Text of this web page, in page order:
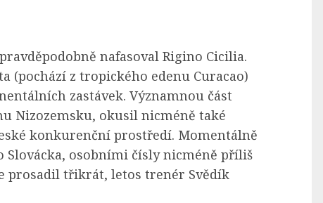
nafasoval Rigino Cicilia.
(pochází z tropického edenu Curacao)
zastávek. Významnou část
Nizozemsku, okusil nicméně také
konkurenční prostředí. Momentálně
Slovácka, osobními čísly nicméně příliš
prosadil třikrát, letos trenér Svědík